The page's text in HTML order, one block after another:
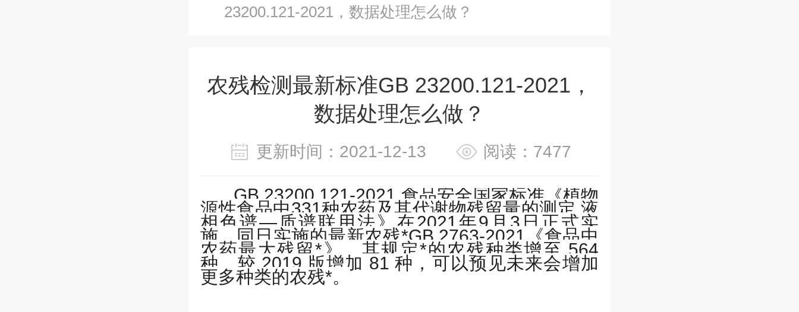
23200.121-2021，数据处理怎么做？
农残检测最新标准GB 23200.121-2021，
数据处理怎么做？
更新时间：2021-12-13 阅读：7477
GB 23200.121-2021食品安全国家标准《植物
源性食品中331种农药及其代谢物残留量的测定 液
相色谱—质谱联用法》在2021 年9 月 3 日正式实
施。同日实施的最新农残*GB 2763-2021 《食品中
农药最大残留*》，其规定*的农残种类增至 564
种，较 2019 版增加 81种，可以预见未来会增加
更多种类的农残*。